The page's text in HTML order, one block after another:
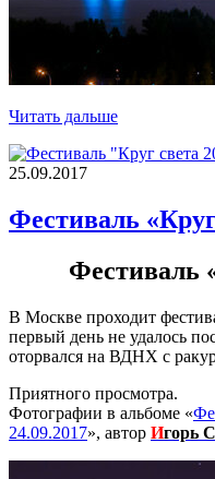
Читать дальше
25.09.2017
Фестиваль
Фестиваль
В Москве проходит
первый день не удалось
оторвался на ВДНХ с
Приятного просмотра.
Фотографии в альбоме «
24.09.2017», автор Игорь